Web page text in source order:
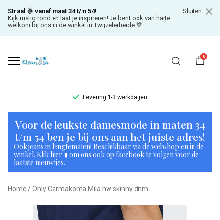
Straal 🌞 vanaf maat 34 t/m 54!
Kijk rustig rond en laat je inspireren! Je bent ook van harte
welkom bij ons in de winkel in Twijzelerheide 💙
Sluiten
0
Levering 1-3 werkdagen
Only
Carmakoma
Mila
hw
skinny
Voor de leukste damesmode in maten 34
t/m 54 ben je bij ons aan het juiste adres!
Ook jeans in lengtematen! Beschikbaar via de webshop en in de
winkel. Klik hier ⬆️ om ons ook op facebook te volgen voor de
laatste nieuwtjes.
Home Only Carmakoma Mila hw skinny dnm